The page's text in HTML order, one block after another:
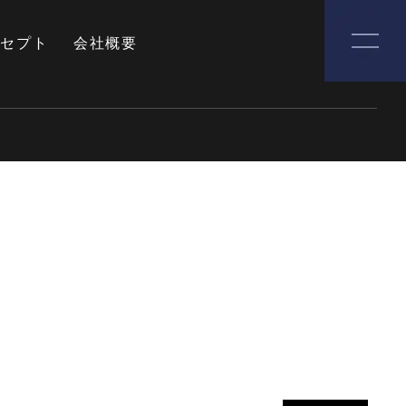
プト 会社概要